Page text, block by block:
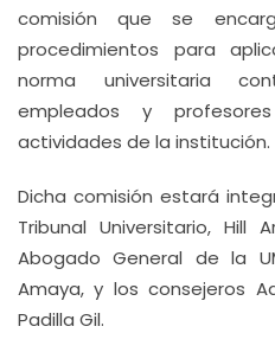
comisión que se
procedimientos para
norma universitaria
empleados y
actividades de la institución.
Dicha comisión estará
Tribunal Universitario, Hill
Abogado General de la
Amaya, y los consejeros
Padilla Gil.